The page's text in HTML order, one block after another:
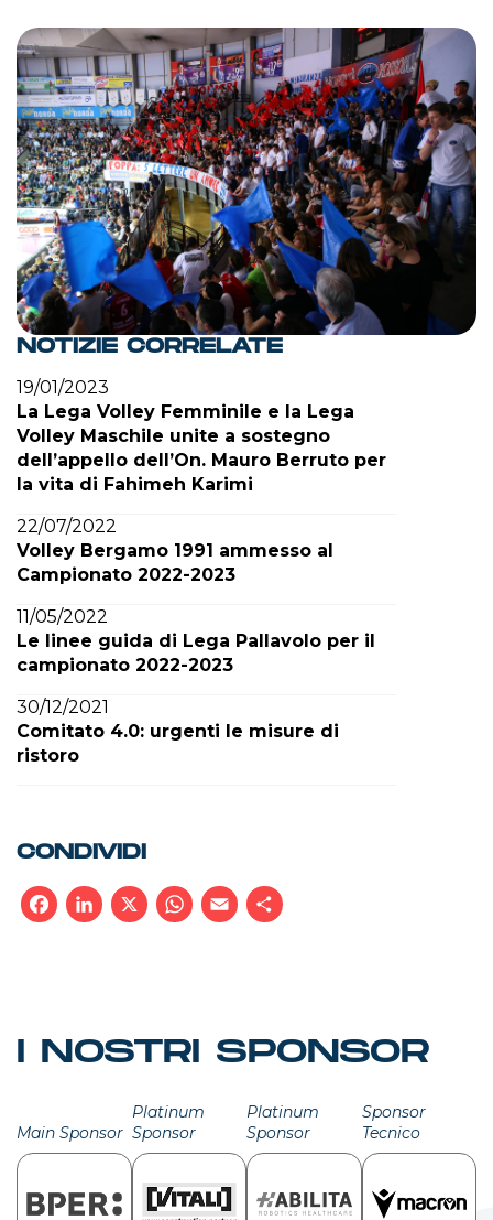
NOTIZIE CORRELATE
19/01/2023
La Lega Volley Femminile e la Lega
Volley Maschile unite a sostegno
dell’appello dell’On. Mauro Berruto per
la vita di Fahimeh Karimi
22/07/2022
Volley Bergamo 1991 ammesso al
Campionato 2022-2023
11/05/2022
Le linee guida di Lega Pallavolo per il
campionato 2022-2023
30/12/2021
Comitato 4.0: urgenti le misure di
ristoro
CONDIVIDI
I NOSTRI SPONSOR
Main Sponsor
Platinum
Sponsor
Platinum
Sponsor
Sponsor
Tecnico